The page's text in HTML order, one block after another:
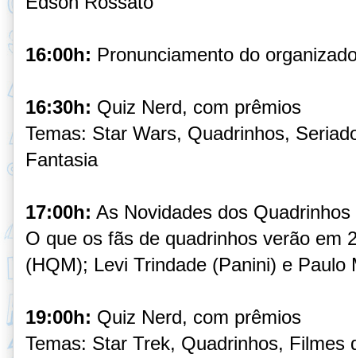
16:00h: Pronunciamento do
16:30h: Quiz Nerd, com prêmios
Temas: Star Wars, Quadrinhos,
Fantasia
17:00h: As Novidades dos
O que os fãs de quadrinhos verão em
(HQM); Levi Trindade (Panini) e Paulo
19:00h: Quiz Nerd, com prêmios
Temas: Star Trek, Quadrinhos,